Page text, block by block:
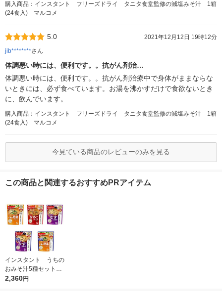
購入商品：インスタント フリーズドライ タニタ食堂監修の減塩みそ汁 1箱
(24食入) マルコメ
5.0
2021年12月12日 19時12分
jib********さん
体調悪い時には、便利です。。抗がん剤治…
体調悪い時には、便利です。。抗がん剤治療中で身体がままならな
いときには、必ず食べています。お湯を沸かすだけで食欲ないとき
に、飲んでいます。
購入商品：インスタント フリーズドライ タニタ食堂監修の減塩みそ汁 1箱
(24食入) マルコメ
今見ている商品のレビューのみを見る
この商品と関連するおすすめPRアイテム
インスタント うちの
おみそ汁5種セット
1箱(25食入) アマノ
2,360円